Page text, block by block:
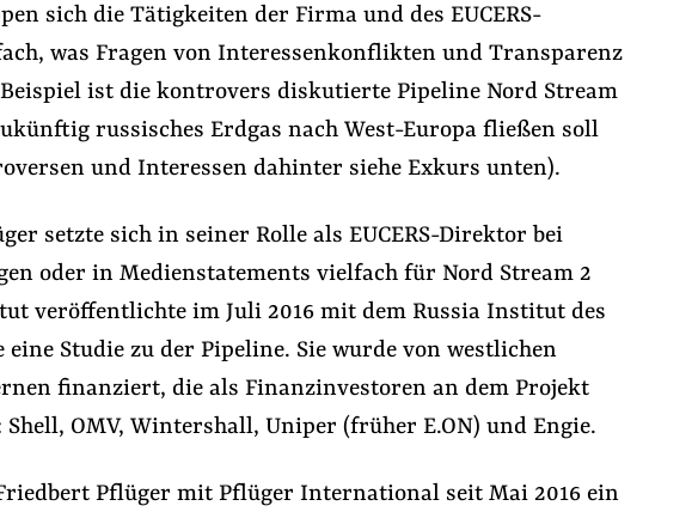
sich die Tätigkeiten der Firma und des EUCERS-
was Fragen von Interessenkonflikten und Transparenz
ist die kontrovers diskutierte Pipeline Nord Stream
russisches Erdgas nach West-Europa fließen soll
und Interessen dahinter siehe Exkurs unten).
setzte sich in seiner Rolle als EUCERS-Direktor bei
oder in Medienstatements vielfach für Nord Stream 2
veröffentlichte im Juli 2016 mit dem Russia Institut des
eine Studie zu der Pipeline. Sie wurde von westlichen
finanziert, die als Finanzinvestoren an dem Projekt
OMV, Wintershall, Uniper (früher E.ON) und Engie.
Pflüger mit Pflüger International seit Mai 2016 ein